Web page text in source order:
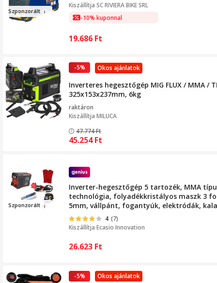
Szponzorált
Kiszállítja SC RIVIERA BIKE SRL
-10% kuponnal
19.686 Ft
Okos ajánlatok
-5%
Inverteres hegesztőgép MIG FLUX / MMA /
325x153x237mm, 6kg
raktáron
Kiszállítja MILUCA
47.774Ft
45.254Ft
Szponzorált
Inverter-hegesztőgép 5 tartozék, MMA
technológia, folyadékkristályos maszk 3
5mm, vállpánt, fogantyúk, elektródák,
kábelek mellékelve
4 (7)
Kiszállítja Ecasio Innovation
26.623 Ft
Okos ajánlatok
-5%